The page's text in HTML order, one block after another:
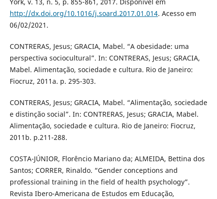
http://dx.doi.org/10.1016/j.soard.2017.01.014. Acesso em
06/02/2021.
CONTRERAS, Jesus; GRACIA, Mabel. “A obesidade: uma
perspectiva sociocultural”. In: CONTRERAS, Jesus; GRACIA,
Mabel. Alimentação, sociedade e cultura. Rio de Janeiro:
Fiocruz, 2011a. p. 295-303.
CONTRERAS, Jesus; GRACIA, Mabel. “Alimentação, sociedade
e distinção social”. In: CONTRERAS, Jesus; GRACIA, Mabel.
Alimentação, sociedade e cultura. Rio de Janeiro: Fiocruz,
2011b. p.211-288.
COSTA-JÚNIOR, Florêncio Mariano da; ALMEIDA, Bettina dos
Santos; CORRER, Rinaldo. “Gender conceptions and
professional training in the field of health psychology”.
Revista Ibero-Americana de Estudos em Educação,